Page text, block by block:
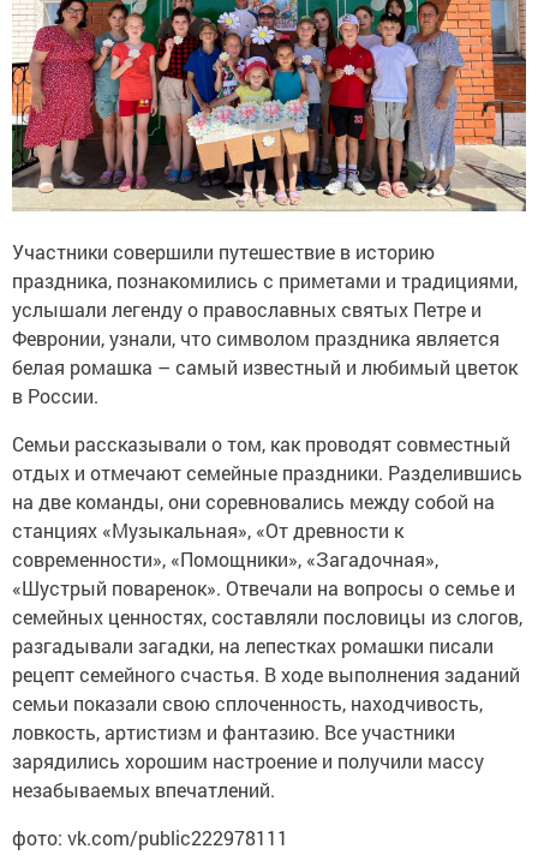
Участники совершили путешествие в историю
праздника, познакомились с приметами и традициями,
услышали легенду о православных святых Петре и
Февронии, узнали, что символом праздника является
белая ромашка – самый известный и любимый цветок
в России.
Семьи рассказывали о том, как проводят совместный
отдых и отмечают семейные праздники. Разделившись
на две команды, они соревновались между собой на
станциях «Музыкальная», «От древности к
современности», «Помощники», «Загадочная»,
«Шустрый поваренок». Отвечали на вопросы о семье и
семейных ценностях, составляли пословицы из слогов,
разгадывали загадки, на лепестках ромашки писали
рецепт семейного счастья. В ходе выполнения заданий
семьи показали свою сплоченность, находчивость,
ловкость, артистизм и фантазию. Все участники
зарядились хорошим настроение и получили массу
незабываемых впечатлений.
фото: vk.com/public222978111